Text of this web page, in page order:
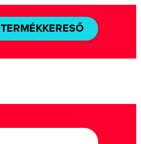
TERMÉKKERESŐ